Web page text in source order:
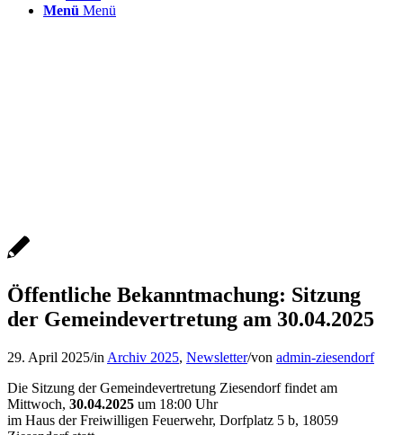
Menü Menü
Öffentliche Bekanntmachung: Sitzung
der Gemeindevertretung am 30.04.2025
29. April 2025/in Archiv 2025, Newsletter/von admin-ziesendorf
Die Sitzung der Gemeindevertretung Ziesendorf findet am
Mittwoch, 30.04.2025 um 18:00 Uhr
im Haus der Freiwilligen Feuerwehr, Dorfplatz 5 b, 18059